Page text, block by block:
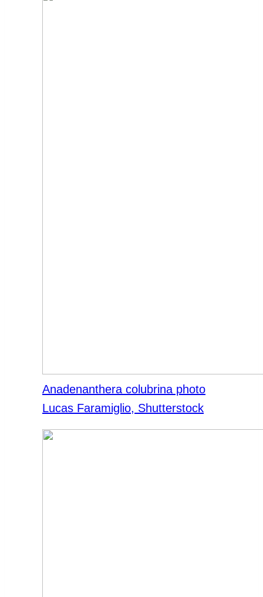
Anadenanthera colubrina photo
Lucas Faramiglio, Shutterstock